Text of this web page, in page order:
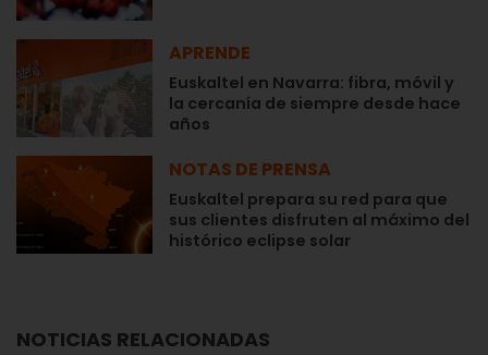
APRENDE
Euskaltel en Navarra: fibra, móvil y
la cercanía de siempre desde hace
años
NOTAS DE PRENSA
Euskaltel prepara su red para que
sus clientes disfruten al máximo del
histórico eclipse solar
NOTICIAS RELACIONADAS